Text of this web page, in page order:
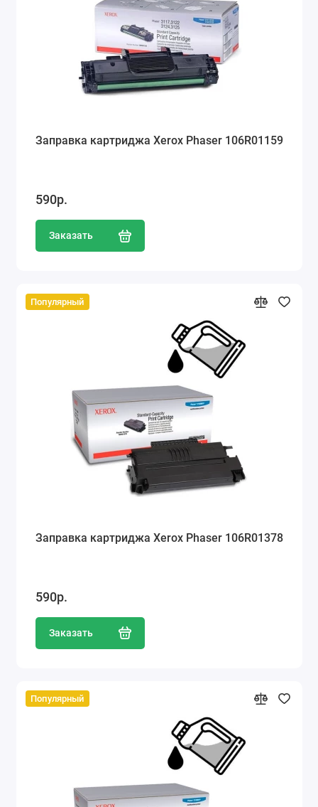
Заправка картриджа Xerox Phaser 106R01159
590р.
Заказать
Популярный
Заправка картриджа Xerox Phaser 106R01378
590р.
Заказать
Популярный